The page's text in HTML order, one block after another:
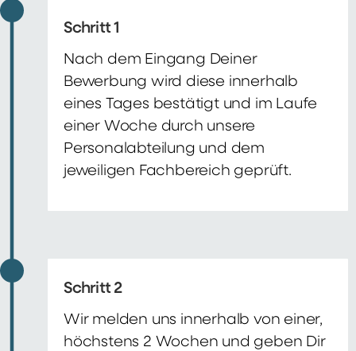
Schritt 1
Nach dem Eingang Deiner
Bewerbung wird diese innerhalb
eines Tages bestätigt und im Laufe
einer Woche durch unsere
Personalabteilung und dem
jeweiligen Fachbereich geprüft.
Schritt 2
Wir melden uns innerhalb von einer,
höchstens 2 Wochen und geben Dir